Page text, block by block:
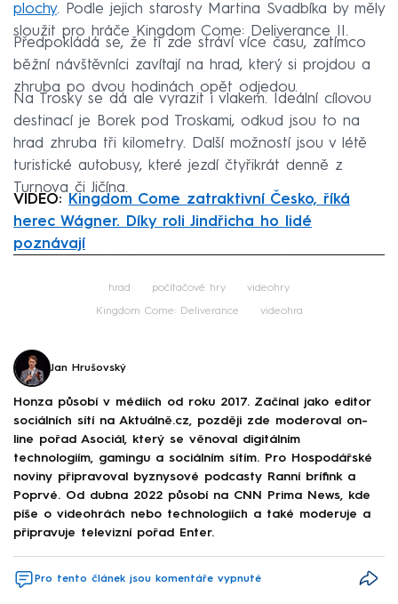
plochy. Podle jejich starosty Martina Svadbíka by měly
sloužit pro hráče Kingdom Come: Deliverance II.
Předpokládá se, že ti zde stráví více času, zatímco
běžní návštěvníci zavítají na hrad, který si projdou a
zhruba po dvou hodinách opět odjedou.
Na Trosky se dá ale vyrazit i vlakem. Ideální cílovou
destinací je Borek pod Troskami, odkud jsou to na
hrad zhruba tři kilometry. Další možností jsou v létě
turistické autobusy, které jezdí čtyřikrát denně z
Turnova či Jičína.
VIDEO:
Kingdom Come zatraktivní Česko, říká
herec Wágner. Díky roli Jindřicha ho lidé
poznávají
hrad počítačové hry videohry
Kingdom Come: Deliverance videohra
Jan Hrušovský
Honza působí v médiích od roku 2017. Začínal jako editor
sociálních sítí na Aktuálně.cz, později zde moderoval on-
line pořad Asociál, který se věnoval digitálním
technologiím, gamingu a sociálním sítím. Pro Hospodářské
noviny připravoval byznysové podcasty Ranní brífink a
Poprvé. Od dubna 2022 působí na CNN Prima News, kde
píše o videohrách nebo technologiích a také moderuje a
připravuje televizní pořad Enter.
Pro tento článek jsou komentáře vypnuté